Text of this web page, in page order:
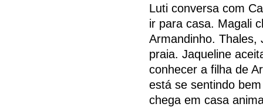
Luti conversa com
ir para casa. Magali
Armandinho. Thales,
praia. Jaqueline
conhecer a filha de
está se sentindo
chega em casa